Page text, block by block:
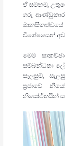
ඒ සමඟම,
ගරු
විශේෂයෙන්
මෙම
සම්බන්ධතා
සැලසුම්,
ප්‍රජාවේ
නියෝජිතයින්